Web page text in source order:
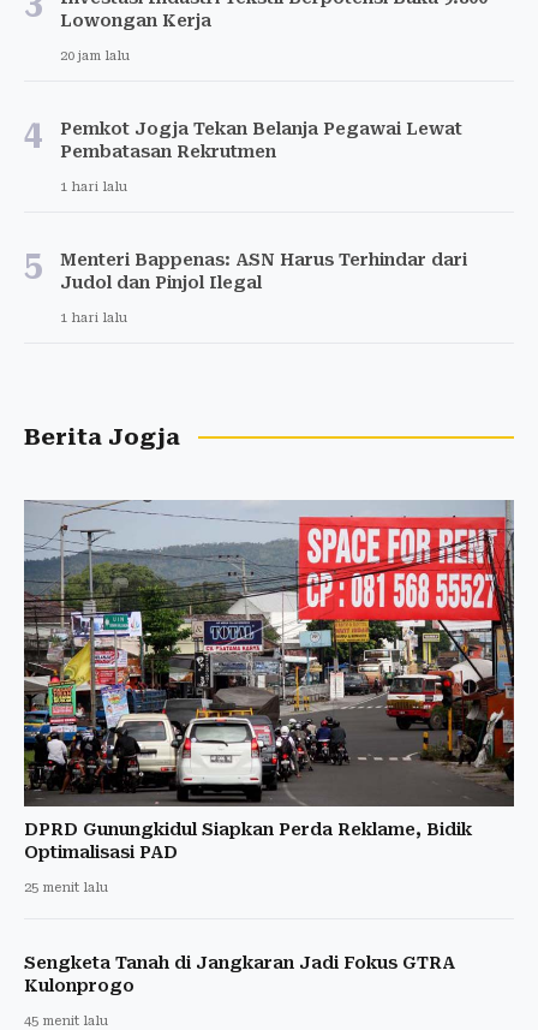
Lowongan Kerja
20 jam lalu
4
Pemkot Jogja Tekan Belanja Pegawai Lewat
Pembatasan Rekrutmen
1 hari lalu
5
Menteri Bappenas: ASN Harus Terhindar dari
Judol dan Pinjol Ilegal
1 hari lalu
Berita Jogja
DPRD Gunungkidul Siapkan Perda Reklame, Bidik
Optimalisasi PAD
25 menit lalu
Sengketa Tanah di Jangkaran Jadi Fokus GTRA
Kulonprogo
45 menit lalu